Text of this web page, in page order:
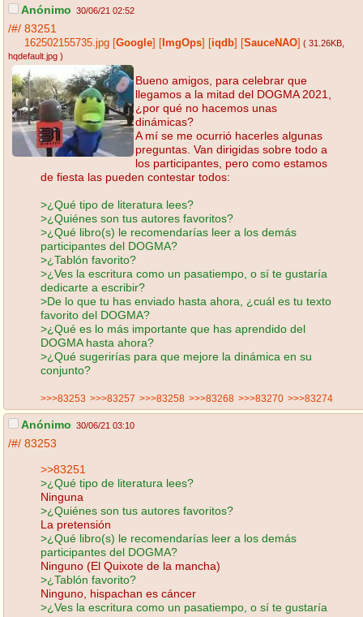
Anónimo 30/06/21 02:52
/#/ 83251
162502155735.jpg Google ImgOps iqdb SauceNAO ( 31.26KB
hqdefault.jpg )
Bueno amigos, para celebrar que
llegamos a la mitad del DOGMA 2021,
¿por qué no hacemos unas
dinámicas?
A mí se me ocurrió hacerles algunas
preguntas. Van dirigidas sobre todo a
los participantes, pero como estamos
de fiesta las pueden contestar todos:
>¿Qué tipo de literatura lees?
>¿Quiénes son tus autores favoritos?
>¿Qué libro(s) le recomendarías leer a los demás
participantes del DOGMA?
>¿Tablón favorito?
>¿Ves la escritura como un pasatiempo, o sí te gustaría
dedicarte a escribir?
>De lo que tu has enviado hasta ahora, ¿cuál es tu texto
favorito del DOGMA?
>¿Qué es lo más importante que has aprendido del
DOGMA hasta ahora?
>¿Qué sugerirías para que mejore la dinámica en su
conjunto?
>>>83253 >>>83257 >>>83258 >>>83268 >>>83270 >>>83274
Anónimo 30/06/21 03:10
/#/ 83253
>>83251
>¿Qué tipo de literatura lees?
Ninguna
>¿Quiénes son tus autores favoritos?
La pretensión
>¿Qué libro(s) le recomendarías leer a los demás
participantes del DOGMA?
Ninguno (El Quixote de la mancha)
>¿Tablón favorito?
Ninguno, hispachan es cáncer
>¿Ves la escritura como un pasatiempo, o sí te gustaría